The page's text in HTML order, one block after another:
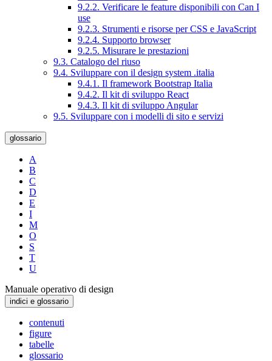
9.2.2. Verificare le feature disponibili con Can I
use
9.2.3. Strumenti e risorse per CSS e JavaScript
9.2.4. Supporto browser
9.2.5. Misurare le prestazioni
9.3. Catalogo del riuso
9.4. Sviluppare con il design system .italia
9.4.1. Il framework Bootstrap Italia
9.4.2. Il kit di sviluppo React
9.4.3. Il kit di sviluppo Angular
9.5. Sviluppare con i modelli di sito e servizi
glossario
A
B
C
D
E
I
M
O
S
T
U
Manuale operativo di design
indici e glossario
contenuti
figure
tabelle
glossario